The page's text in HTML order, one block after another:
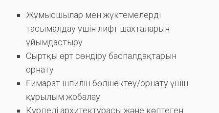
Жұмысшылар мен жүктемелерді
тасымалдау үшін лифт шахталарын
ұйымдастыру
Сыртқы өрт сөндіру баспалдақтарын
орнату
Ғимарат шпилін бөлшектеу/орнату үшін
құрылым жобалау
Күрделі архитектурасы және көптеген